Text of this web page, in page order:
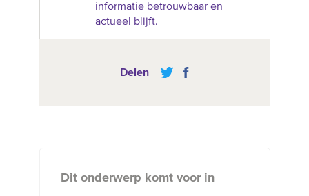
informatie betrouwbaar en
actueel blijft.
Delen
Dit onderwerp komt voor in